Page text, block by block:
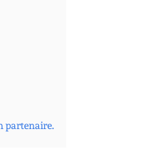
partenaire.